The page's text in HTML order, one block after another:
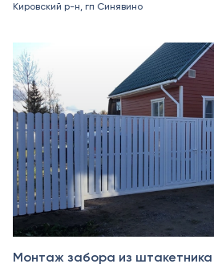
Кировский р-н, гп Синявино
Октябрь 2024
Монтаж забора из штакетника